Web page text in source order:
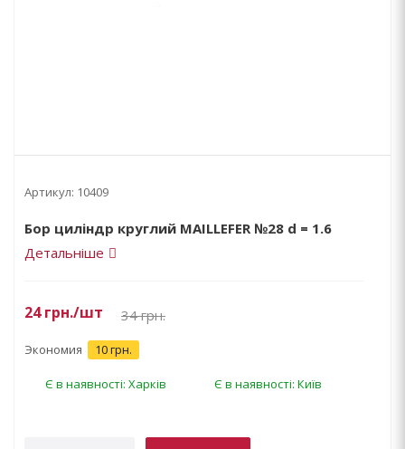
Артикул: 10409
Бор циліндр круглий MAILLEFER №28 d = 1.6
Детальніше
24грн./шт 34грн.
Экономия 10 грн.
Є в наявності: Харків Є в наявності: Київ